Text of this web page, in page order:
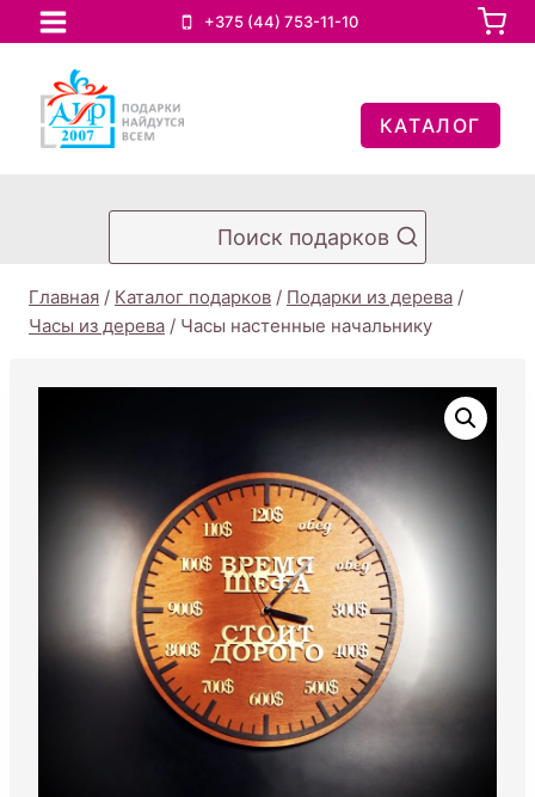
Перейти
к
содержимому
+375 (44) 753-11-10
КАТАЛОГ
Поиск подарков
Главная / Каталог подарков / Подарки из дерева /
Часы из дерева / Часы настенные начальнику